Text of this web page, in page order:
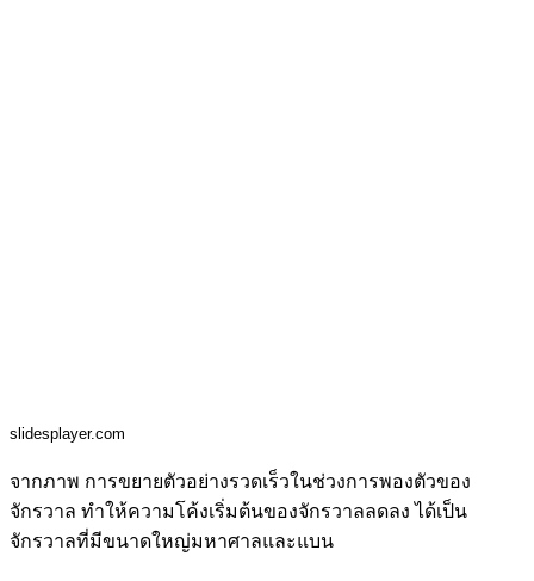
slidesplayer.com
จากภาพ การขยายตัวอย่างรวดเร็วในช่วงการพองตัวของ
จักรวาล ทำให้ความโค้งเริ่มต้นของจักรวาลลดลง ได้เป็น
จักรวาลที่มีขนาดใหญ่มหาศาลและแบน